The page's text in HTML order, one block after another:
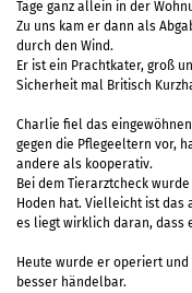
Tage ganz allein in der
Zu uns kam er dann als
durch den Wind.
Er ist ein Prachtkater, groß
Sicherheit mal Britisch
Charlie fiel das
gegen die Pflegeeltern vor,
andere als kooperativ.
Bei dem Tierarztcheck
Hoden hat. Vielleicht ist das
es liegt wirklich daran, dass
Heute wurde er operiert
besser händelbar.